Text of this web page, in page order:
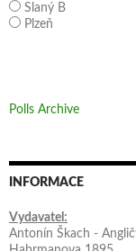
Slaný B
Plzeň
Polls Archive
INFORMACE
Vydavatel:
Antonín Škach -